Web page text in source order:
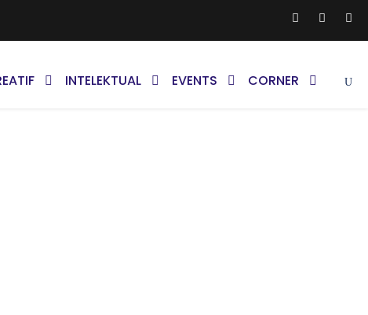
INTELEKTUAL EVENTS CORNER